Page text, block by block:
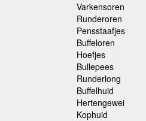
Varkensoren
Runderoren
Pensstaafjes
Buffeloren
Hoefjes
Bullepees
Runderlong
Buffelhuid
Hertengewei
Kophuid